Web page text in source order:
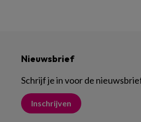
Nieuwsbrief
Schrijf je in voor de
Inschrijven